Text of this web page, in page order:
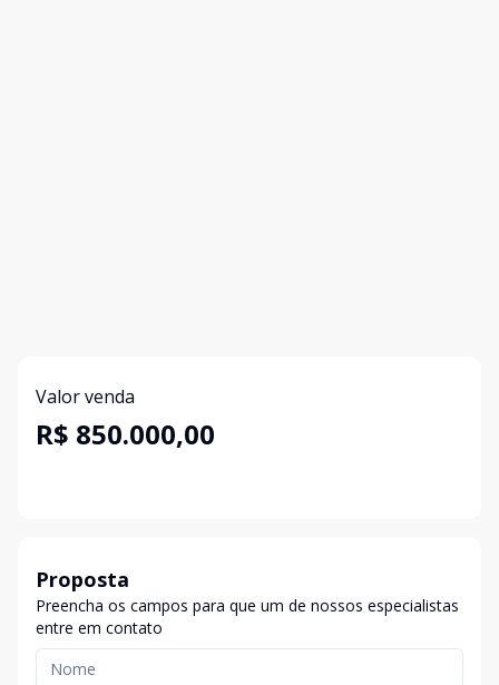
Valor venda
R$ 850.000,00
Proposta
Preencha os campos para que um de nossos especialistas
entre em contato